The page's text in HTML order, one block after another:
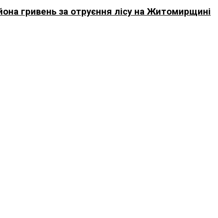
гривень за отруєння лісу на Житомирщині